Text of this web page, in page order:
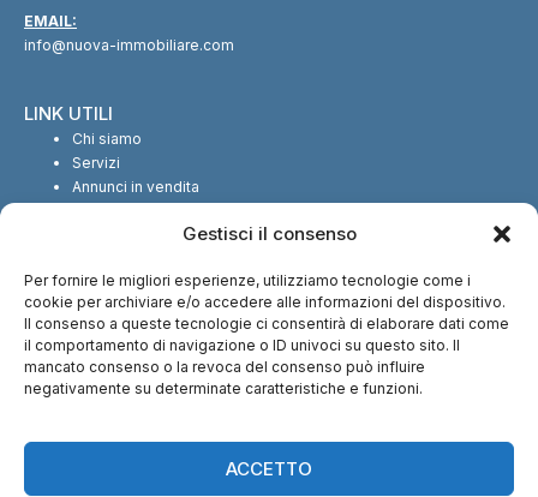
Gestisci il consenso
Per fornire le migliori esperienze, utilizziamo tecnologie come i
cookie per archiviare e/o accedere alle informazioni del dispositivo.
Il consenso a queste tecnologie ci consentirà di elaborare dati come
il comportamento di navigazione o ID univoci su questo sito. Il
mancato consenso o la revoca del consenso può influire
negativamente su determinate caratteristiche e funzioni.
ACCETTO
EMAIL:
info@nuova-immobiliare.com
LINK UTILI
Chi siamo
Servizi
Annunci in vendita
SEGUICI SUI SOCIAL
CI TROVI ANCHE SU: